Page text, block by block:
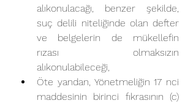
alıkonulacağı, benzer şekilde,
suç delili niteliğinde olan defter
ve belgelerin de mükellefin
rızası olmaksızın
alıkonulabileceği,
Öte yandan, Yönetmeliğin 17 nci
maddesinin birinci fıkrasının (c)